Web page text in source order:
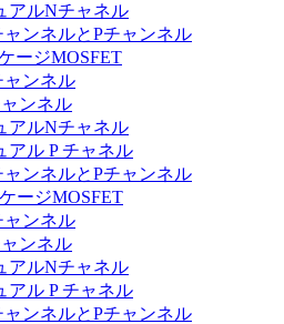
アルNチャネル
ャンネルとPチャンネル
ージMOSFET
ャンネル
ンネル
アルNチャネル
アル P チャネル
ャンネルとPチャンネル
ージMOSFET
ャンネル
ンネル
アルNチャネル
アル P チャネル
ャンネルとPチャンネル